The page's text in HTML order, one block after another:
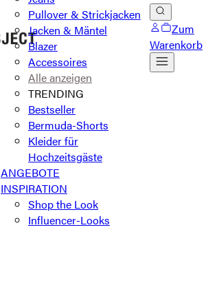
Pullover & Strickjacken
Jacken & Mäntel
Blazer
Accessoires
Alle anzeigen
TRENDING
Bestseller
Bermuda-Shorts
Kleider für
Hochzeitsgäste
ANGEBOTE
INSPIRATION
Shop the Look
Influencer-Looks
Zum
Warenkorb